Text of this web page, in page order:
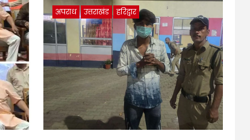
अपराध उत्तराखंड हरिद्वार